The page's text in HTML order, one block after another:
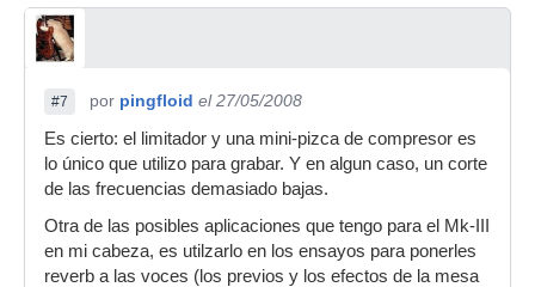
#7 por pingfloid el 27/05/2008
Es cierto: el limitador y una mini-pizca de compresor es
lo único que utilizo para grabar. Y en algun caso, un corte
de las frecuencias demasiado bajas.
Otra de las posibles aplicaciones que tengo para el Mk-III
en mi cabeza, es utilzarlo en los ensayos para ponerles
reverb a las voces (los previos y los efectos de la mesa